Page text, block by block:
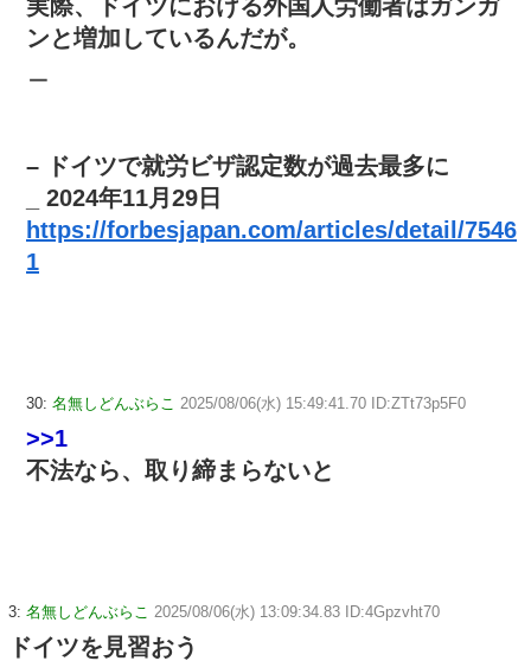
実際、ドイツにおける外国人労働者はガンガ
ンと増加しているんだが。
– ドイツで就労ビザ認定数が過去最多に
_ 2024年11月29日
https://forbesjapan.com/articles/detail/7546
1
30: 名無しどんぶらこ 2025/08/06(水) 15:49:41.70 ID:ZTt73p5F0
>>1
不法なら、取り締まらないと
3: 名無しどんぶらこ 2025/08/06(水) 13:09:34.83 ID:4Gpzvht70
ドイツを見習おう